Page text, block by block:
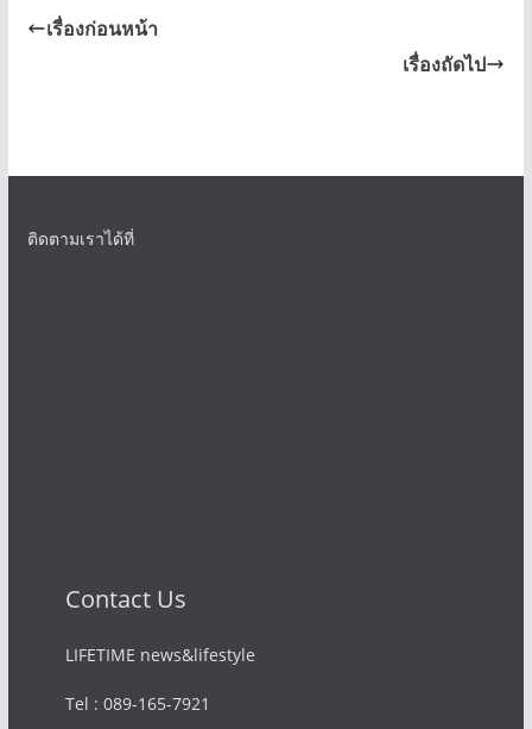
เรื่องก่อนหน้า
เรื่องถัดไป
ติดตามเราได้ที่
Contact Us
LIFETIME news&lifestyle
Tel : 089-165-7921